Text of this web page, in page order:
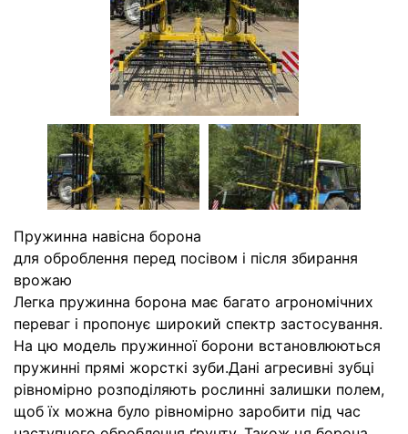
Пружинна навісна борона
для оброблення перед посівом і після збирання
врожаю
Легка пружинна борона має багато агрономічних
переваг і пропонує широкий спектр застосування.
На цю модель пружинної борони встановлюються
пружинні прямі жорсткі зуби.Дані агресивні зубці
рівномірно розподіляють рослинні залишки полем,
щоб їх можна було рівномірно заробити під час